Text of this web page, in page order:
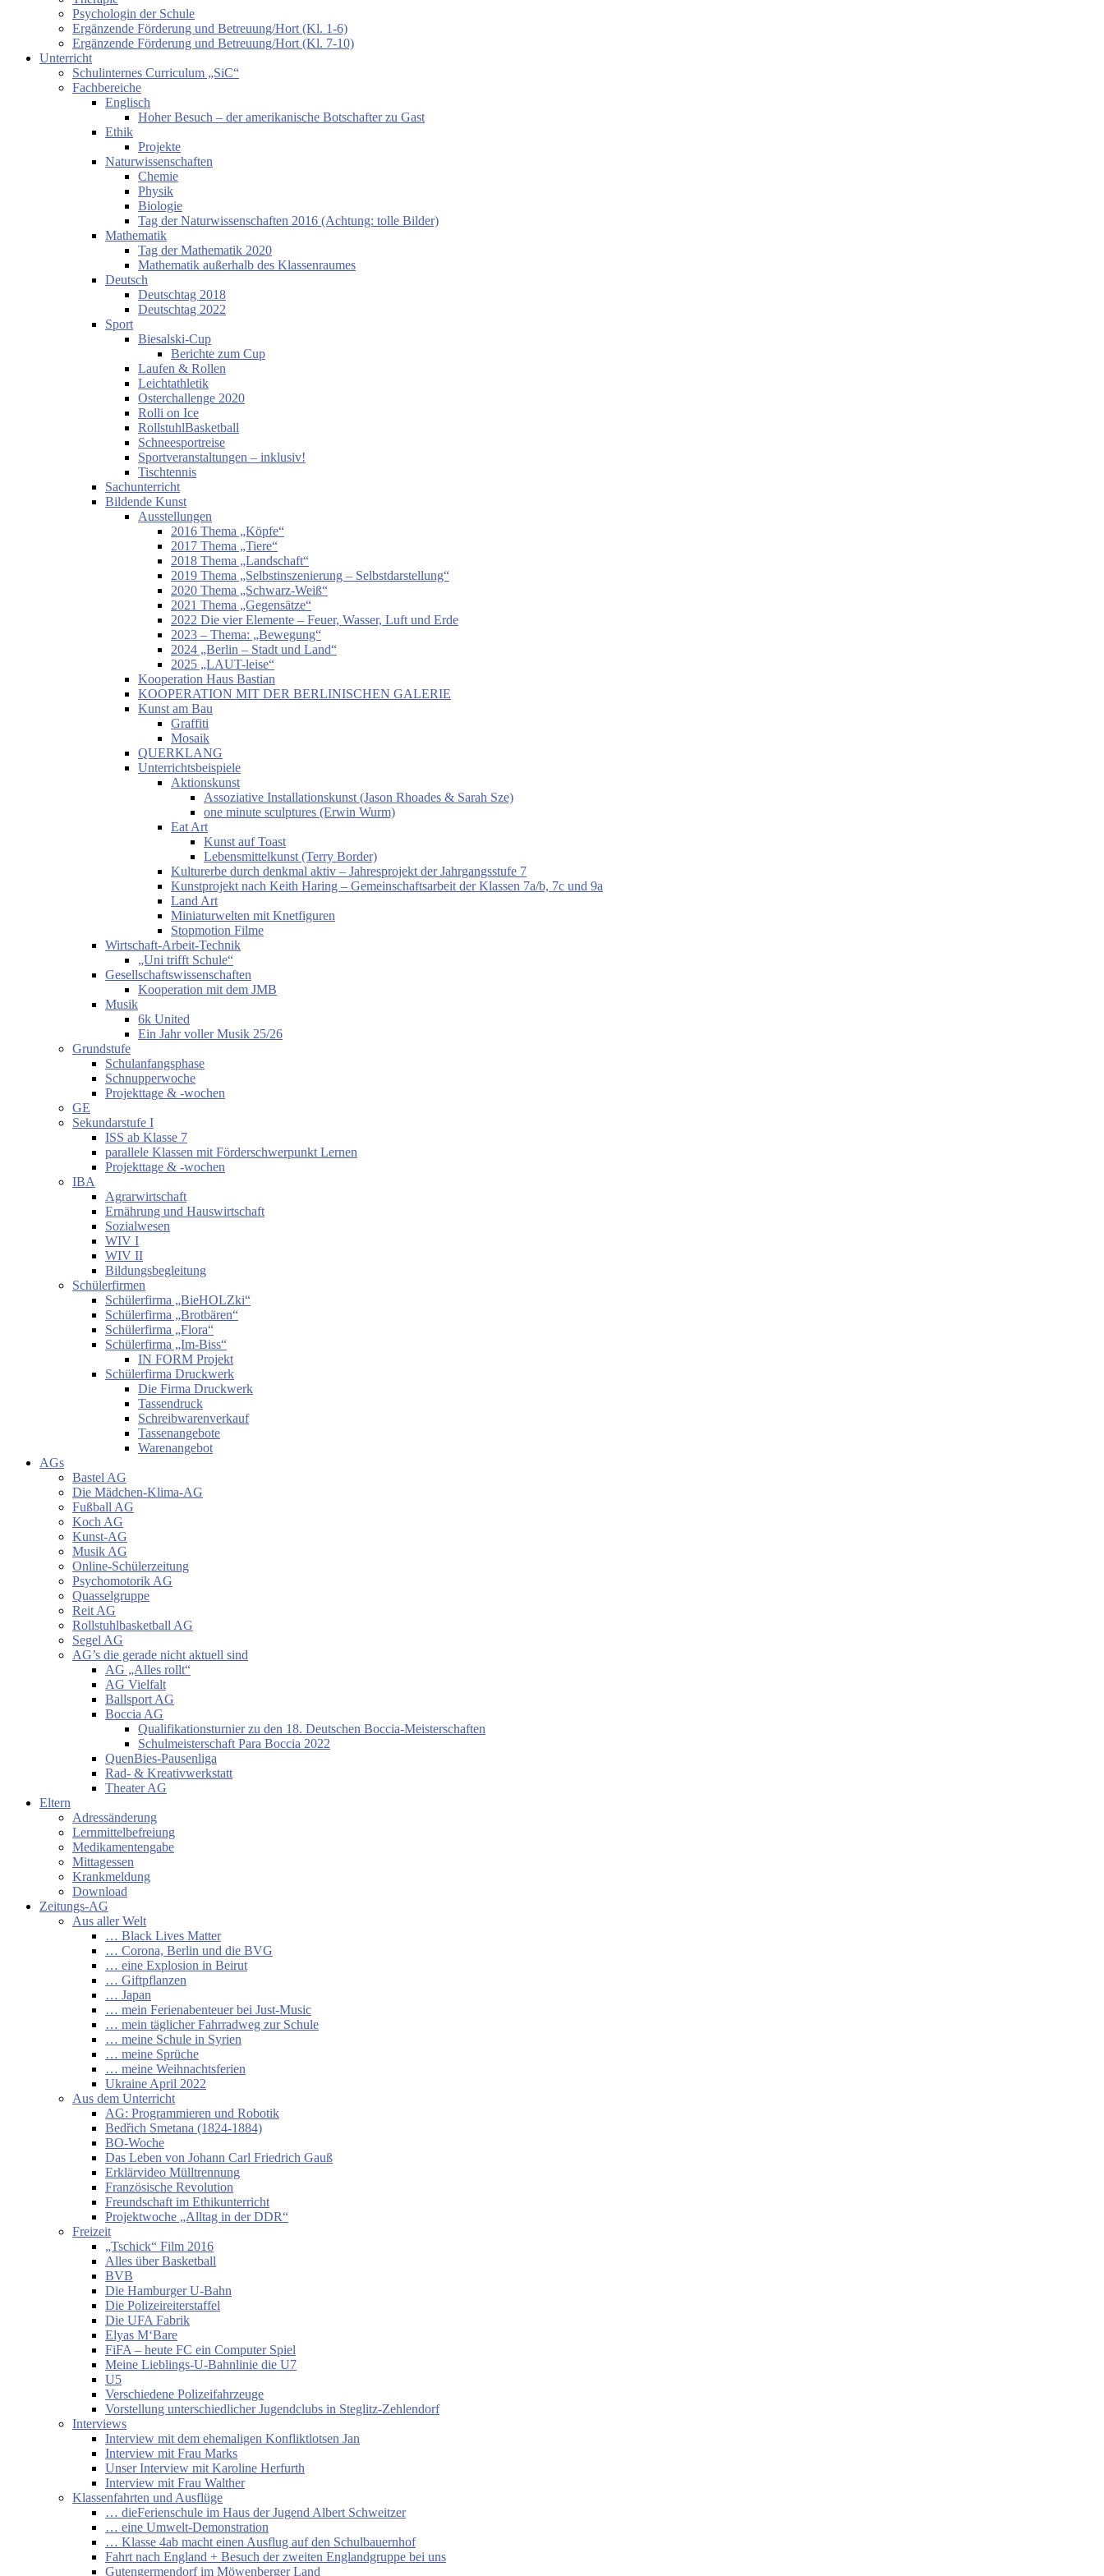
Psychologin der Schule
Ergänzende Förderung und Betreuung/Hort (Kl. 1-6)
Ergänzende Förderung und Betreuung/Hort (Kl. 7-10)
Unterricht
Schulinternes Curriculum „SiC“
Fachbereiche
Englisch
Hoher Besuch – der amerikanische Botschafter zu Gast
Ethik
Projekte
Naturwissenschaften
Chemie
Physik
Biologie
Tag der Naturwissenschaften 2016 (Achtung: tolle Bilder)
Mathematik
Tag der Mathematik 2020
Mathematik außerhalb des Klassenraumes
Deutsch
Deutschtag 2018
Deutschtag 2022
Sport
Biesalski-Cup
Berichte zum Cup
Laufen & Rollen
Leichtathletik
Osterchallenge 2020
Rolli on Ice
RollstuhlBasketball
Schneesportreise
Sportveranstaltungen – inklusiv!
Tischtennis
Sachunterricht
Bildende Kunst
Ausstellungen
2016 Thema „Köpfe“
2017 Thema „Tiere“
2018 Thema „Landschaft“
2019 Thema „Selbstinszenierung – Selbstdarstellung“
2020 Thema „Schwarz-Weiß“
2021 Thema „Gegensätze“
2022 Die vier Elemente – Feuer, Wasser, Luft und Erde
2023 – Thema: „Bewegung“
2024 „Berlin – Stadt und Land“
2025 „LAUT-leise“
Kooperation Haus Bastian
KOOPERATION MIT DER BERLINISCHEN GALERIE
Kunst am Bau
Graffiti
Mosaik
QUERKLANG
Unterrichtsbeispiele
Aktionskunst
Assoziative Installationskunst (Jason Rhoades & Sarah Sze)
one minute sculptures (Erwin Wurm)
Eat Art
Kunst auf Toast
Lebensmittelkunst (Terry Border)
Kulturerbe durch denkmal aktiv – Jahresprojekt der Jahrgangsstufe 7
Kunstprojekt nach Keith Haring – Gemeinschaftsarbeit der Klassen 7a/b, 7c und 9a
Land Art
Miniaturwelten mit Knetfiguren
Stopmotion Filme
Wirtschaft-Arbeit-Technik
„Uni trifft Schule“
Gesellschaftswissenschaften
Kooperation mit dem JMB
Musik
6k United
Ein Jahr voller Musik 25/26
Grundstufe
Schulanfangsphase
Schnupperwoche
Projekttage & -wochen
GE
Sekundarstufe I
ISS ab Klasse 7
parallele Klassen mit Förderschwerpunkt Lernen
Projekttage & -wochen
IBA
Agrarwirtschaft
Ernährung und Hauswirtschaft
Sozialwesen
WIV I
WIV II
Bildungsbegleitung
Schülerfirmen
Schülerfirma „BieHOLZki“
Schülerfirma „Brotbären“
Schülerfirma „Flora“
Schülerfirma „Im-Biss“
IN FORM Projekt
Schülerfirma Druckwerk
Die Firma Druckwerk
Tassendruck
Schreibwarenverkauf
Tassenangebote
Warenangebot
AGs
Bastel AG
Die Mädchen-Klima-AG
Fußball AG
Koch AG
Kunst-AG
Musik AG
Online-Schülerzeitung
Psychomotorik AG
Quasselgruppe
Reit AG
Rollstuhlbasketball AG
Segel AG
AG’s die gerade nicht aktuell sind
AG „Alles rollt“
AG Vielfalt
Ballsport AG
Boccia AG
Qualifikationsturnier zu den 18. Deutschen Boccia-Meisterschaften
Schulmeisterschaft Para Boccia 2022
QuenBies-Pausenliga
Rad- & Kreativwerkstatt
Theater AG
Eltern
Adressänderung
Lernmittelbefreiung
Medikamentengabe
Mittagessen
Krankmeldung
Download
Zeitungs-AG
Aus aller Welt
… Black Lives Matter
… Corona, Berlin und die BVG
… eine Explosion in Beirut
… Giftpflanzen
… Japan
… mein Ferienabenteuer bei Just-Music
… mein täglicher Fahrradweg zur Schule
… meine Schule in Syrien
… meine Sprüche
… meine Weihnachtsferien
Ukraine April 2022
Aus dem Unterricht
AG: Programmieren und Robotik
Bedřich Smetana (1824-1884)
BO-Woche
Das Leben von Johann Carl Friedrich Gauß
Erklärvideo Mülltrennung
Französische Revolution
Freundschaft im Ethikunterricht
Projektwoche „Alltag in der DDR“
Freizeit
„Tschick“ Film 2016
Alles über Basketball
BVB
Die Hamburger U-Bahn
Die Polizeireiterstaffel
Die UFA Fabrik
Elyas M‘Bare
FiFA – heute FC ein Computer Spiel
Meine Lieblings-U-Bahnlinie die U7
U5
Verschiedene Polizeifahrzeuge
Vorstellung unterschiedlicher Jugendclubs in Steglitz-Zehlendorf
Interviews
Interview mit dem ehemaligen Konfliktlotsen Jan
Interview mit Frau Marks
Unser Interview mit Karoline Herfurth
Interview mit Frau Walther
Klassenfahrten und Ausflüge
… dieFerienschule im Haus der Jugend Albert Schweitzer
… eine Umwelt-Demonstration
… Klasse 4ab macht einen Ausflug auf den Schulbauernhof
Fahrt nach England + Besuch der zweiten Englandgruppe bei uns
Gutengermendorf im Möwenberger Land